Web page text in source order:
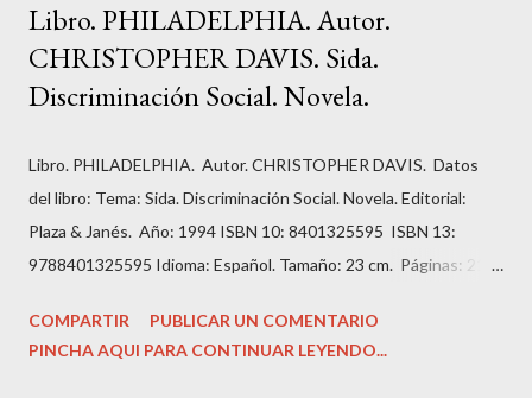
Libro. PHILADELPHIA. Autor.
CHRISTOPHER DAVIS. Sida.
Discriminación Social. Novela.
Libro. PHILADELPHIA. Autor. CHRISTOPHER DAVIS. Datos
del libro: Tema: Sida. Discriminación Social. Novela. Editorial:
Plaza & Janés. Año: 1994 ISBN 10: 8401325595 ISBN 13:
9788401325595 Idioma: Español. Tamaño: 23 cm. Páginas: 211.
imagen editorial. Condición: Bien. Hojas amarillentas por el
tiempo. Precio: 1.99 Euros. Andrew es un abogado prometedor
COMPARTIR
PUBLICAR UN COMENTARIO
PINCHA AQUI PARA CONTINUAR LEYENDO...